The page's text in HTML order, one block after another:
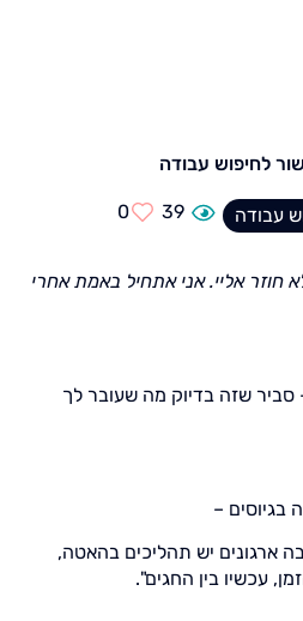
לחיפוש עבודה
עבודה 39
0
חוזר אליי. אני אתחיל באמת אחרי
שזה בדיוק מה שעובר לך
בגיוסים –
ארגונים יש תהליכים בהאטה,
עכשיו בין החגים".